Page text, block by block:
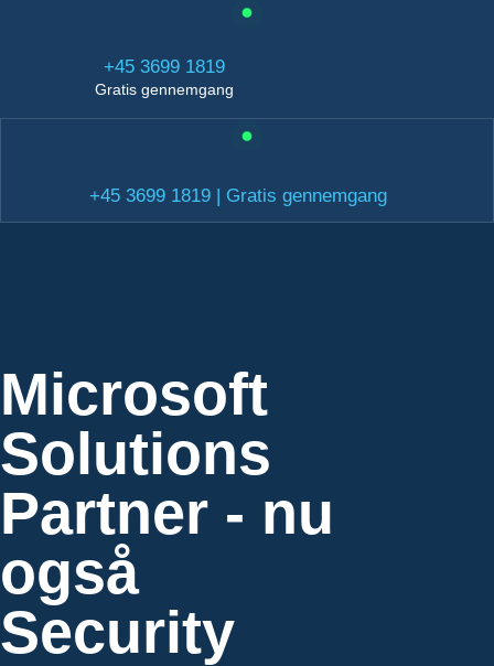
+45 3699 1819
Gratis gennemgang
+45 3699 1819 | Gratis gennemgang
Microsoft
Solutions
Partner - nu
også
Security